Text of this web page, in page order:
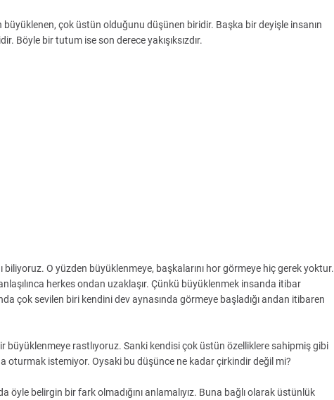
büyüklenen, çok üstün olduğunu düşünen biridir. Başka bir deyişle insanın
Böyle bir tutum ise son derece yakışıksızdır.
biliyoruz. O yüzden büyüklenmeye, başkalarını hor görmeye hiç gerek yoktur.
herkes ondan uzaklaşır. Çünkü büyüklenmek insanda itibar
çok sevilen biri kendini dev aynasında görmeye başladığı andan itibaren
büyüklenmeye rastlıyoruz. Sanki kendisi çok üstün özelliklere sahipmiş gibi
oturmak istemiyor. Oysaki bu düşünce ne kadar çirkindir değil mi?
öyle belirgin bir fark olmadığını anlamalıyız. Buna bağlı olarak üstünlük